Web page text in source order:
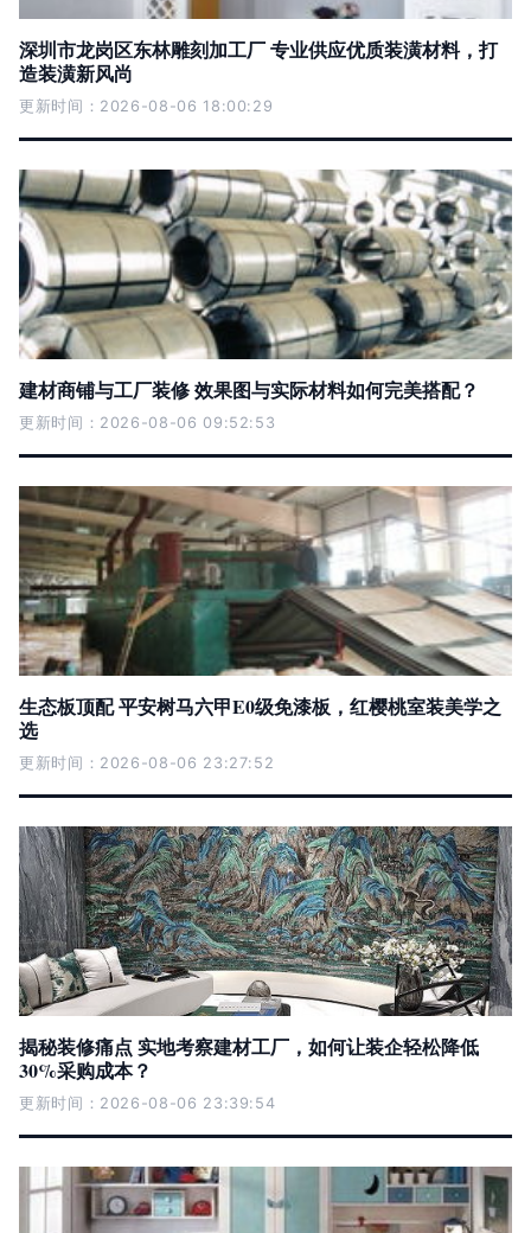
深圳市龙岗区东林雕刻加工厂 专业供应优质装潢材料，打
造装潢新风尚
更新时间：2026-08-06 18:00:29
建材商铺与工厂装修 效果图与实际材料如何完美搭配？
更新时间：2026-08-06 09:52:53
生态板顶配 平安树马六甲E0级免漆板，红樱桃室装美学之
选
更新时间：2026-08-06 23:27:52
揭秘装修痛点 实地考察建材工厂，如何让装企轻松降低
30%采购成本？
更新时间：2026-08-06 23:39:54